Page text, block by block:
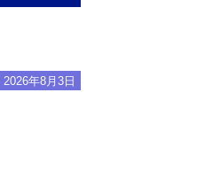
2026年8月3日